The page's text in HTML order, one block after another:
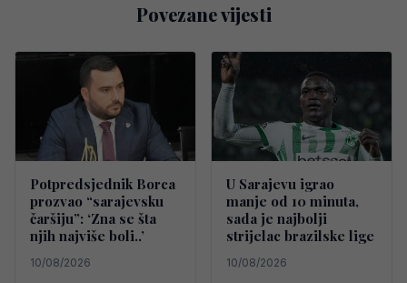
Povezane vijesti
Potpredsjednik Borca
prozvao “sarajevsku
čaršiju”: ‘Zna se šta
njih najviše boli..’
10/08/2026
U Sarajevu igrao
manje od 10 minuta,
sada je najbolji
strijelac brazilske lige
10/08/2026